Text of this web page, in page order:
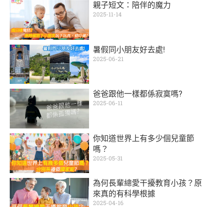
親子短文：陪伴的魔力
2025-11-14
暑假同小朋友好去處!
2025-06-21
爸爸跟他一樣都係寂寞嗎?
2025-06-11
你知道世界上有多少個兒童節
嗎？
2025-05-31
為何長輩總愛干擾教育小孩？原
來真的有科學根據
2025-04-16